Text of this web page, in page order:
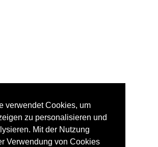
verwendet Cookies, um
zu personalisieren und
Mit der Nutzung
Verwendung von Cookies